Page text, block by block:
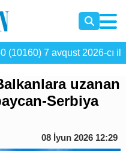
(10160) 7 avqust 2026-cı il
uzanan
Serbiya
08 İyun 2026 12:29